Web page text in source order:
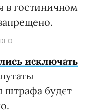
в гостиничном
исключать
штрафа будет